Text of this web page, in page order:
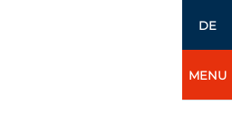
DE
MENU